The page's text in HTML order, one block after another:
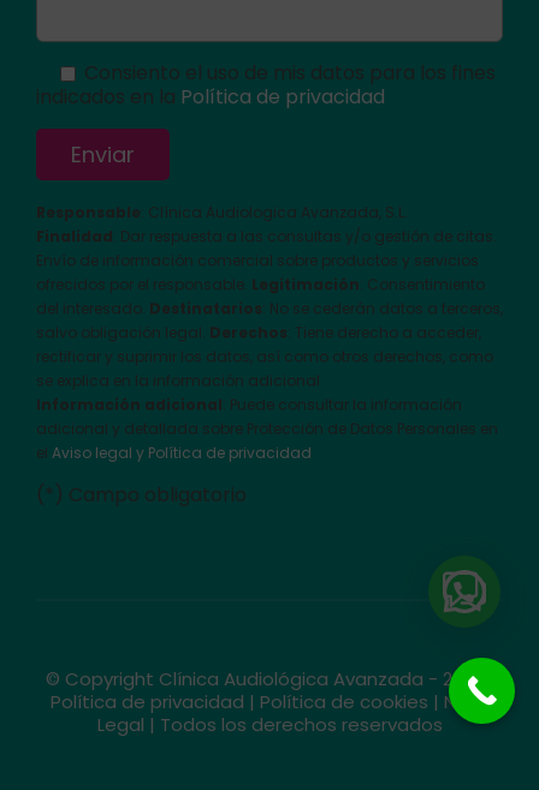
Consiento el uso de mis datos para los fines
indicados en la Política de privacidad
Responsable : Clínica Audiologica Avanzada, S.L.
Finalidad : Dar respuesta a las consultas y/o gestión de citas.
Envío de información comercial sobre productos y servicios
ofrecidos por el responsable. Legitimación : Consentimiento
del interesado. Destinatarios : No se cederán datos a terceros,
salvo obligación legal. Derechos : Tiene derecho a acceder,
rectificar y suprimir los datos, así como otros derechos, como
se explica en la información adicional
Información adicional : Puede consultar la información
adicional y detallada sobre Protección de Datos Personales en
el Aviso legal y Política de privacidad
(*) Campo obligatorio
© Copyright Clínica Audiológica Avanzada - 2026 |
Política de privacidad | Política de cookies | Nota
Legal | Todos los derechos reservados